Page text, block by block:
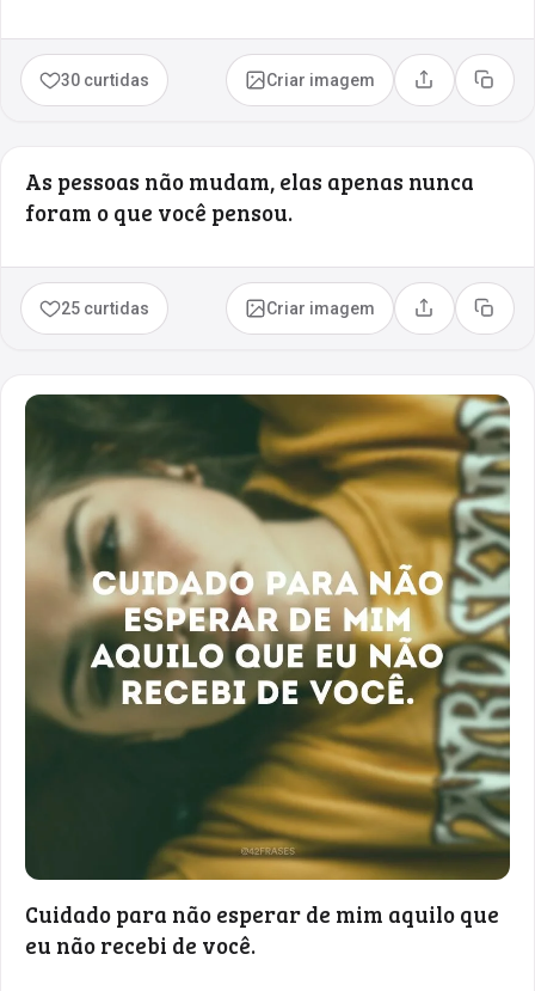
30 curtidas Criar imagem Compartilhar
Copiar
As pessoas não mudam, elas apenas nunca
foram o que você pensou.
25 curtidas Criar imagem Compartilhar
Copiar
Cuidado para não esperar de mim aquilo que
eu não recebi de você.